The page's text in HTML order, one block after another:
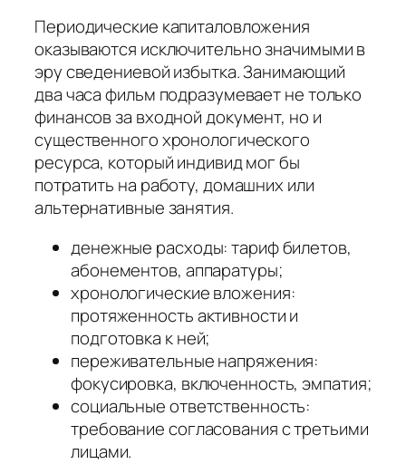
Периодические капиталовложения
оказываются исключительно значимыми в
эру сведениевой избытка. Занимающий
два часа фильм подразумевает не только
финансов за входной документ, но и
существенного хронологического
ресурса, который индивид мог бы
потратить на работу, домашних или
альтернативные занятия.
денежные расходы: тариф билетов,
абонементов, аппаратуры;
хронологические вложения:
протяженность активности и
подготовка к ней;
переживательные напряжения:
фокусировка, включенность, эмпатия;
социальные ответственность:
требование согласования с третьими
лицами.